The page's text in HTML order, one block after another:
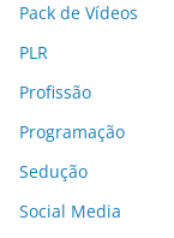
Pack de Vídeos
PLR
Profissão
Programação
Sedução
Social Media